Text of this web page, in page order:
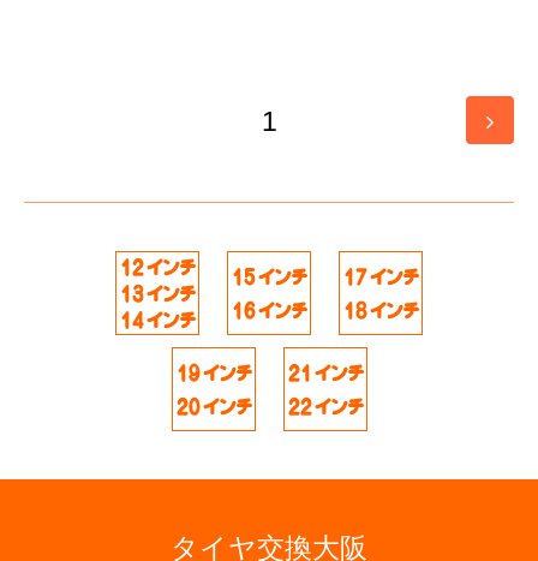
1
タイヤ交換大阪